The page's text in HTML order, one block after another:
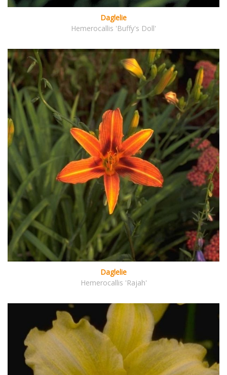
Daglelie
Hemerocallis 'Buffy's Doll'
Daglelie
Hemerocallis 'Rajah'